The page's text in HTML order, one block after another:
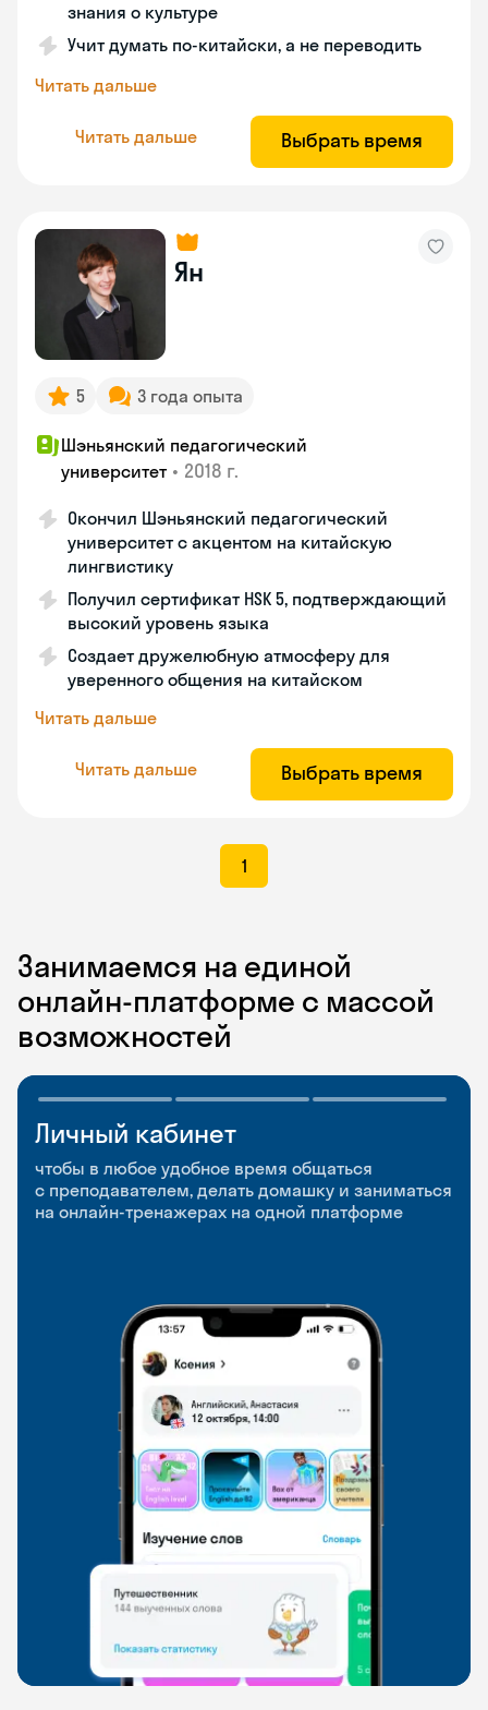
знания о культуре
Учит думать по-китайски, а не переводить
Читать дальше
Читать дальше Выбрать время
Ян
5 3 года опыта
Шэньянский педагогический
университет • 2018 г.
Окончил Шэньянский педагогический
университет с акцентом на китайскую
лингвистику
Получил сертификат HSK 5, подтверждающий
высокий уровень языка
Создает дружелюбную атмосферу для
уверенного общения на китайском
Читать дальше
Читать дальше Выбрать время
1
Занимаемся на единой
онлайн-платформе с массой
возможностей
Личный кабинет
чтобы в любое удобное время общаться
с преподавателем, делать домашку и заниматься
на онлайн-тренажерах на одной платформе
Мобильное
приложение
чтобы заниматься и изучать новые слова где
и когда удобно
Разговорные клубы
и Talks
Групповые занятия для разговорной практики
и индивидуальные встречи с преподавателями